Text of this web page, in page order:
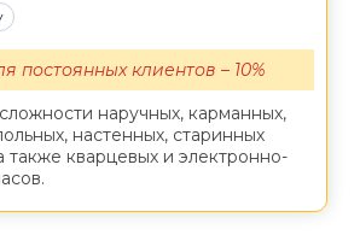
наручных, карманных,
настенных, старинных
также кварцевых и электронно-
постоянных клиентов – 10%